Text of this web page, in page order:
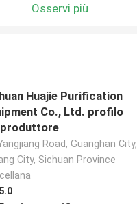
Osservi più
Huajie Purification
Co., Ltd. profilo
Road, Guanghan City,
City, Sichuan Province
5.0